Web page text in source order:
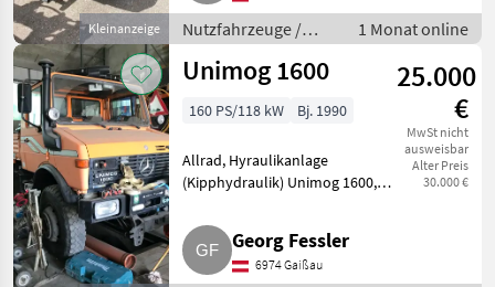
Kleinanzeige
Zylinder Merced
Nutzfahrzeuge /
Lastwagen (LKW)
1 Monat online
Unimog 1600
25.000
€
MwSt nicht
ausweisbar
Alter Preis
30.000 €
160 PS/118 kW Bj. 1990
Allrad, Hyraulikanlage
(Kipphydraulik) Unimog 1600,
eventuell mit Schneefräse
Schmidt VF3-ZW. Nutzfahrzeuge
Lastwagen (LKW)
Georg Fessler
6974 Gaißau